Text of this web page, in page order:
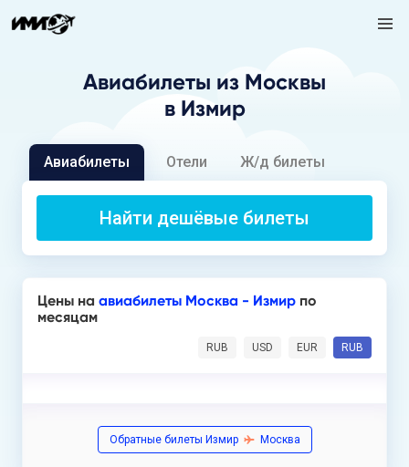
Авиабилеты из Москвы
в Измир
Авиабилеты Отели Ж/д билеты
Найти дешёвые билеты
Цены на авиабилеты Москва - Измир по
месяцам
RUB USD EUR RUB
Обратные билеты Измир Москва